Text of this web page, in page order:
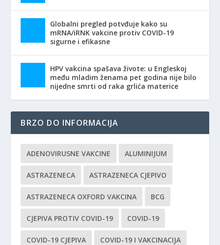
Globalni pregled potvđuje kako su
mRNA/iRNK vakcine protiv COVID-19
sigurne i efikasne
HPV vakcina spašava živote: u Engleskoj
među mladim ženama pet godina nije bilo
nijedne smrti od raka grlića materice
BRZO DO INFORMACIJA
ADENOVIRUSNE VAKCINE ALUMINIJUM
ASTRAZENECA ASTRAZENECA CJEPIVO
ASTRAZENECA OXFORD VAKCINA BCG
CJEPIVA PROTIV COVID-19 COVID-19
COVID-19 CJEPIVA COVID-19 I VAKCINACIJA